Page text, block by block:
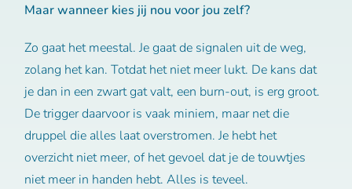
Maar wanneer kies jij nou voor jou zelf?
Zo gaat het meestal. Je gaat de signalen uit de weg,
zolang het kan. Totdat het niet meer lukt. De kans dat
je dan in een zwart gat valt, een burn-out, is erg groot.
De trigger daarvoor is vaak miniem, maar net die
druppel die alles laat overstromen. Je hebt het
overzicht niet meer, of het gevoel dat je de touwtjes
niet meer in handen hebt. Alles is teveel.